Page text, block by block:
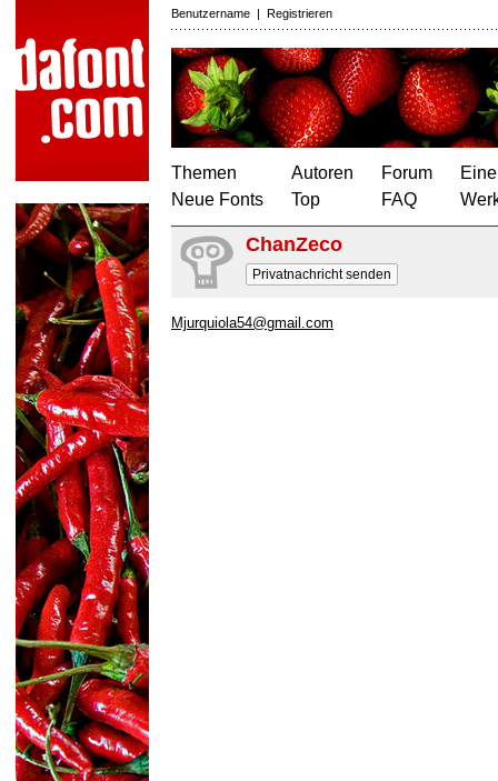
Benutzername | Registrieren
Themen
Neue Fonts
Autoren
Top
Forum
FAQ
ChanZeco
Privatnachricht senden
Mjurquiola54@gmail.com